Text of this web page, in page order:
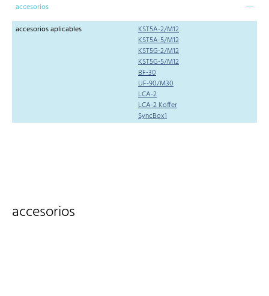
accesorios
accesorios aplicables
KST5A-2/M12
KST5A-5/M12
KST5G-2/M12
KST5G-5/M12
BF-30
UF-90/M30
LCA-2
LCA-2 Koffer
SyncBox1
accesorios